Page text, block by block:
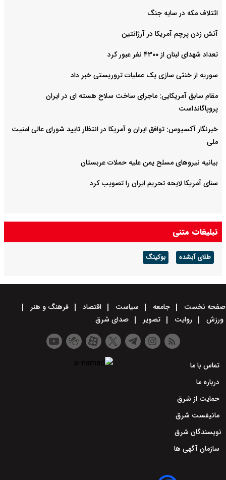
ائتلاف مکه در سایه جنگ
آتش زدن پرچم آمریکا در آرژانتین
تعداد شهدای لبنان از ۴۳۰۰ نفر عبور کرد
سوریه از خنثی سازی یک عملیات تروریستی خبر داد
مقام سابق آمریکایی: ماجرای ساخت سلاح هسته ای در ایران
پروپاگانداست
خبرنگار آکسیوس: توافق ایران و آمریکا در انتظار تایید شورای عالی امنیت
ملی
بیانیه نیروهای مسلح یمن علیه حملات عربستان
سنای آمریکا لایحه تحریم ایران را تصویب کرد
تبلیغات متنی
طلای آبشده بوکینگ
صفحه نخست جامعه سیاست اقتصاد
فرهنگ و هنر
ورزش
روایت تصویر صدای شرق
تماس با ما
درباره ما
حمایت از شرق
مانیفست شرق
نویسندگان شرق
سازمان آگهی ها